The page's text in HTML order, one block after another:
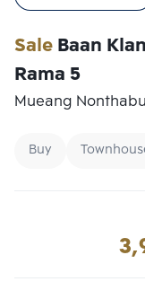
SaleBaan
Rama 5
Mueang
Buy